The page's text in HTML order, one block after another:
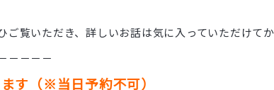
ご覧いただき、詳しいお話は気に入っていただけて
－－－－
す（※当日予約不可）